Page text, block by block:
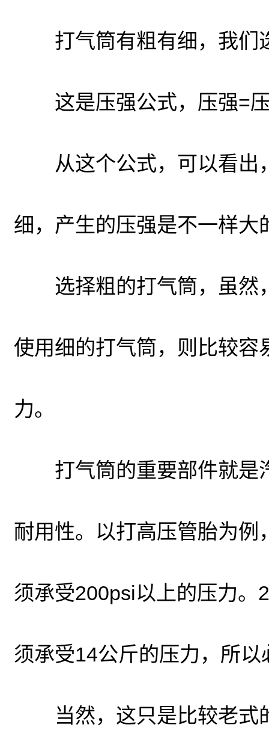
打气筒有粗有细，我们
这是压强公式，压强=
从这个公式，可以看出
细，产生的压强是不一样大
选择粗的打气筒，虽然
使用细的打气筒，则比较容
力。
打气筒的重要部件就是
耐用性。以打高压管胎为
须承受200psi以上的压力。
须承受14公斤的压力，所
当然，这只是比较老式